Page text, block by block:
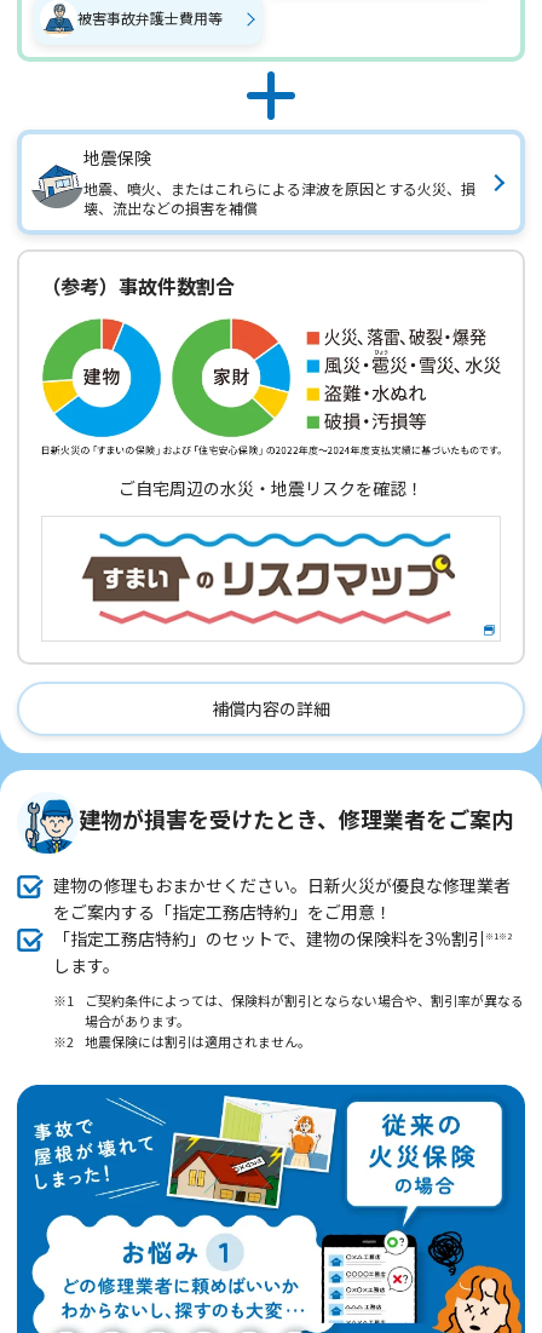
被害事故弁護士費用等
地震保険
地震、噴火、またはこれらによる津波を原因とする火災、損
壊、流出などの損害を補償
（参考）事故件数割合
ご自宅周辺の水災・地震リスクを確認！
補償内容の詳細
建物が損害を受けたとき、修理業者をご案内
建物の修理もおまかせください。日新火災が優良な修理業者
をご案内する「指定工務店特約」をご用意！
「指定工務店特約」のセットで、建物の保険料を3％割引 ※1※2
します。
※1
ご契約条件によっては、保険料が割引とならない場合や、割引率が異なる
場合があります。
※2
地震保険には割引は適用されません。